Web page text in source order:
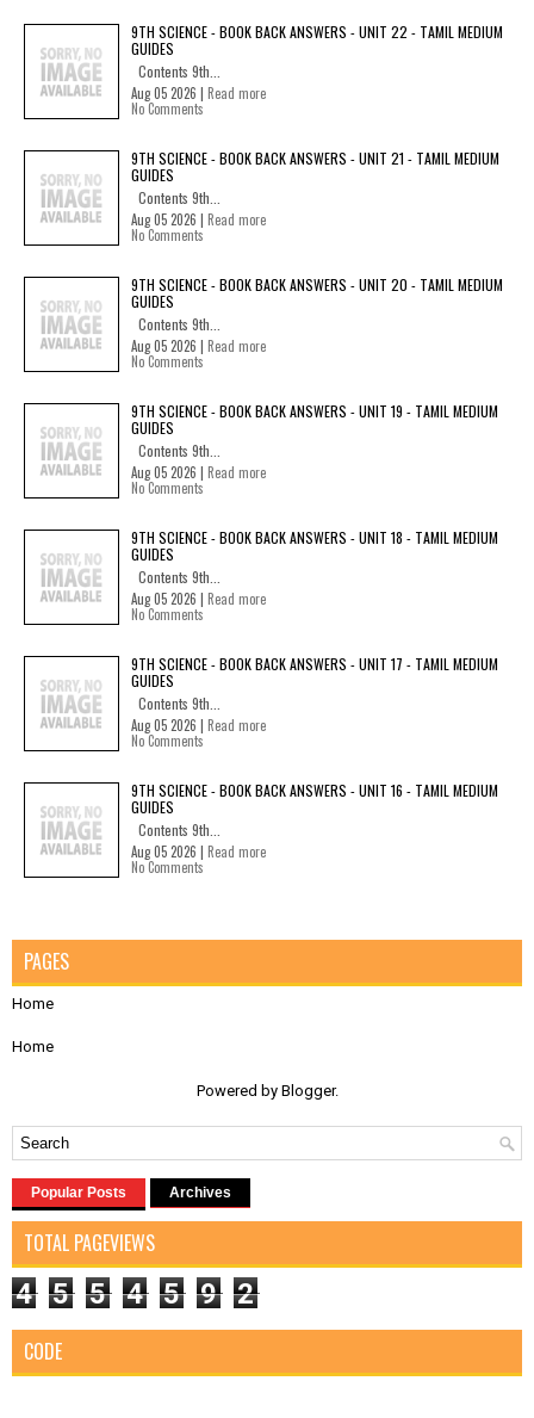
9TH SCIENCE - BOOK BACK ANSWERS - UNIT 22 - TAMIL MEDIUM
GUIDES
Contents 9th...
Aug 05 2026 | Read more
No Comments
9TH SCIENCE - BOOK BACK ANSWERS - UNIT 21 - TAMIL MEDIUM
GUIDES
Contents 9th...
Aug 05 2026 | Read more
No Comments
9TH SCIENCE - BOOK BACK ANSWERS - UNIT 20 - TAMIL MEDIUM
GUIDES
Contents 9th...
Aug 05 2026 | Read more
No Comments
9TH SCIENCE - BOOK BACK ANSWERS - UNIT 19 - TAMIL MEDIUM
GUIDES
Contents 9th...
Aug 05 2026 | Read more
No Comments
9TH SCIENCE - BOOK BACK ANSWERS - UNIT 18 - TAMIL MEDIUM
GUIDES
Contents 9th...
Aug 05 2026 | Read more
No Comments
9TH SCIENCE - BOOK BACK ANSWERS - UNIT 17 - TAMIL MEDIUM
GUIDES
Contents 9th...
Aug 05 2026 | Read more
No Comments
9TH SCIENCE - BOOK BACK ANSWERS - UNIT 16 - TAMIL MEDIUM
GUIDES
Contents 9th...
Aug 05 2026 | Read more
No Comments
PAGES
Home
Home
Powered by Blogger.
Popular Posts Archives
TOTAL PAGEVIEWS
4 5 5 4 5 9 2
CODE